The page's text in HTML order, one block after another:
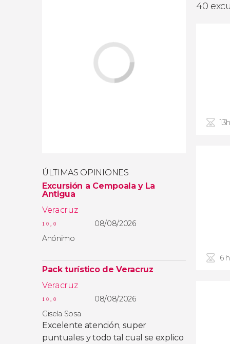
ÚLTIMAS OPINIONES
Excursión a Cempoala y La
Antigua
Veracruz
10,0
08/08/2026
Anónimo
Pack turístico de Veracruz
Veracruz
10,0
08/08/2026
Gisela Sosa
Excelente atención, super
puntuales y todo tal cual se explico
40
6